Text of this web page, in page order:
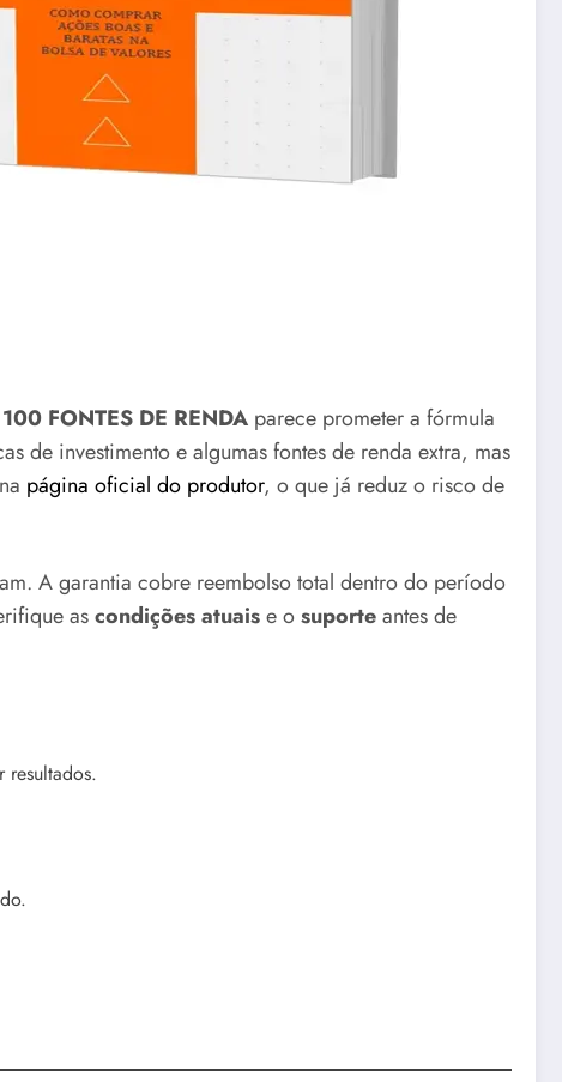
FONTES DE RENDA parece prometer a fórmula
de investimento e algumas fontes de renda extra, mas
página oficial do produtor, o que já reduz o risco de
A garantia cobre reembolso total dentro do período
ascondições atuaise osuporteantes de
resultados.